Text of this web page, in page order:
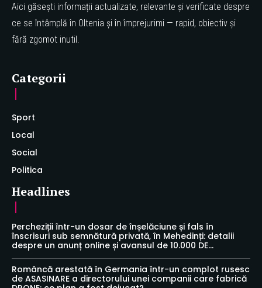
Aici găsești informații actualizate, relevante și verificate despre
ce se întâmplă în Oltenia și în împrejurimi — rapid, obiectiv și
fără zgomot inutil.
Categorii
Sport
Local
Social
Politica
Headlines
Percheziții într-un dosar de înșelăciune și fals în
înscrisuri sub semnătură privată, în Mehedinți: detalii
despre un anunț online și avansul de 10.000 DE...
Româncă arestată în Germania într-un complot rusesc
de ASASINARE a directorului unei companii care fabrică